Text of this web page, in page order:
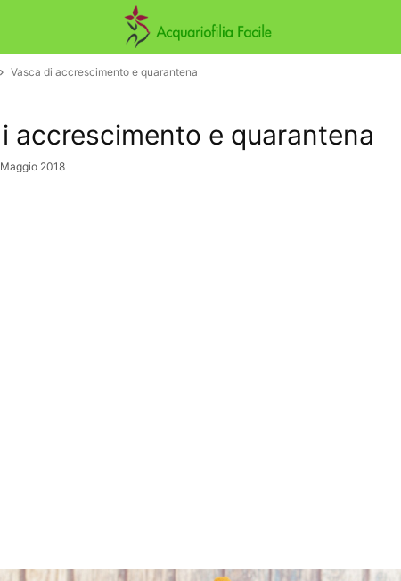
Vasca di accrescimento e quarantena
accrescimento e quarantena
2018